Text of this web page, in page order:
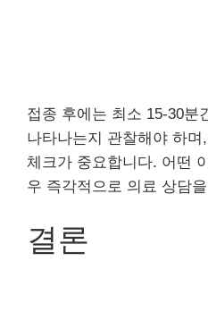
접종 후에는 최소 15-30분
나타나는지 관찰해야 하
체크가 중요합니다. 어떤
우 즉각적으로 의료 상담
결론